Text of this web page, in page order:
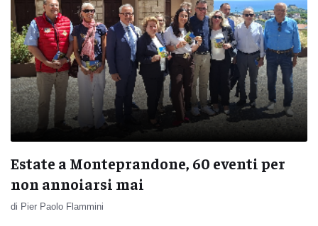
Estate a Monteprandone, 60 eventi per
non annoiarsi mai
di Pier Paolo Flammini